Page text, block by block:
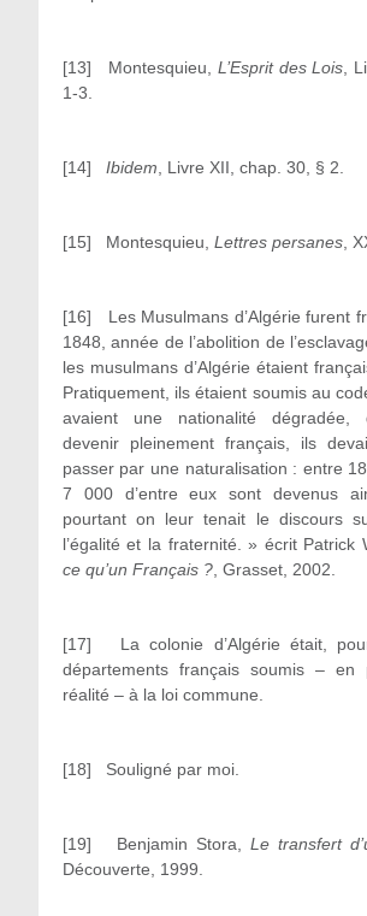
[13] Montesquieu, L’Esprit des Lois ,
1-3.
[14] Ibidem , Livre XII, chap. 30, § 2.
[15] Montesquieu, Lettres persanes,
[16] Les Musulmans d’Algérie furent
1848, année de l’abolition de
les musulmans d’Algérie étaient
Pratiquement, ils étaient soumis au
avaient une nationalité dégradée,
devenir pleinement français, ils
passer par une naturalisation : entre
7 000 d’entre eux sont devenus
pourtant on leur tenait le discours
l’égalité et la fraternité. » écrit Patrick
ce qu’un Français ?, Grasset, 2002.
[17] La colonie d’Algérie était,
départements français soumis – en
réalité – à la loi commune.
[18] Souligné par moi.
[19] Benjamin Stora,Le transfert
Découverte, 1999.